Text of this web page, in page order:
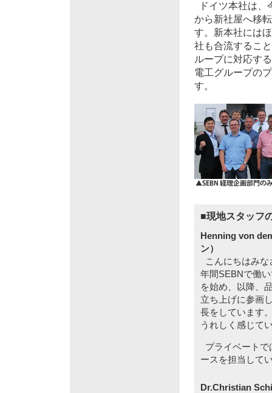
ドイツ本社は、
から新社屋へ移
す。新本社には
社も合流するこ
ループに対応す
電工グループの
す。
■現地スタッフ
Henning von
ン）
こんにちはみ
年間SEBNで働
を始め、以降、
立ち上げに参画
長をしています
うれしく感じて
プライベート
ースを担当して
Dr.Christian